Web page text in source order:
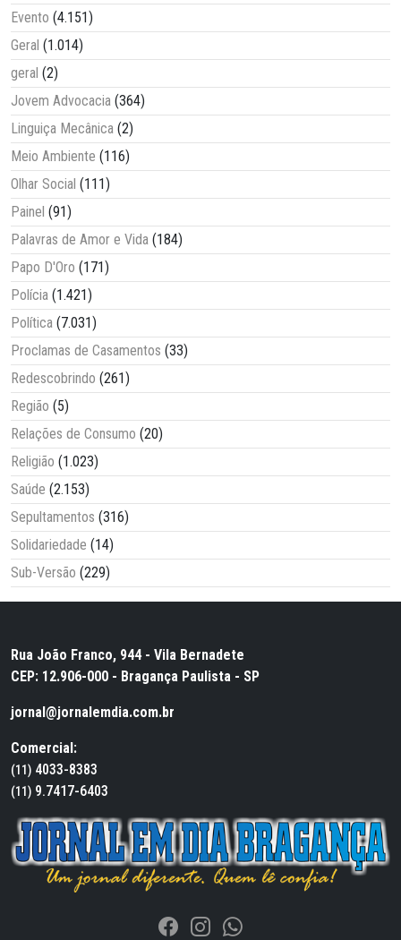
Evento (4.151)
Geral (1.014)
geral (2)
Jovem Advocacia (364)
Linguiça Mecânica (2)
Meio Ambiente (116)
Olhar Social (111)
Painel (91)
Palavras de Amor e Vida (184)
Papo D'Oro (171)
Polícia (1.421)
Política (7.031)
Proclamas de Casamentos (33)
Redescobrindo (261)
Região (5)
Relações de Consumo (20)
Religião (1.023)
Saúde (2.153)
Sepultamentos (316)
Solidariedade (14)
Sub-Versão (229)
Rua João Franco, 944 - Vila Bernadete
CEP: 12.906-000 - Bragança Paulista - SP
jornal@jornalemdia.com.br
Comercial:
(11) 4033-8383
(11) 9.7417-6403